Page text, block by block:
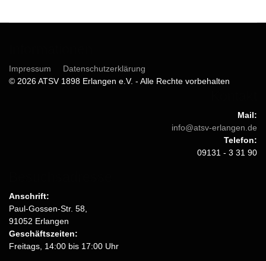
Impressum
Datenschutzerklärung
© 2026 ATSV 1898 Erlangen e.V. - Alle Rechte vorbehalten
Mail:
info@atsv-erlangen.de
Telefon:
09131 - 3 31 90
Anschrift:
Paul-Gossen-Str. 58,
91052 Erlangen
Geschäftszeiten:
Freitags, 14:00 bis 17:00 Uhr